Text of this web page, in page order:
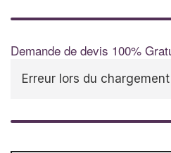
Demande de devis 100%
Erreur lors du